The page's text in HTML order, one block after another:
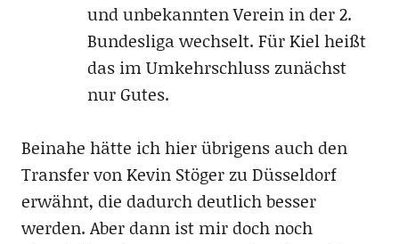
und unbekannten Verein in der 2.
Bundesliga wechselt. Für Kiel heißt
das im Umkehrschluss zunächst
nur Gutes.
Beinahe hätte ich hier übrigens auch den
Transfer von Kevin Stöger zu Düsseldorf
erwähnt, die dadurch deutlich besser
werden. Aber dann ist mir doch noch